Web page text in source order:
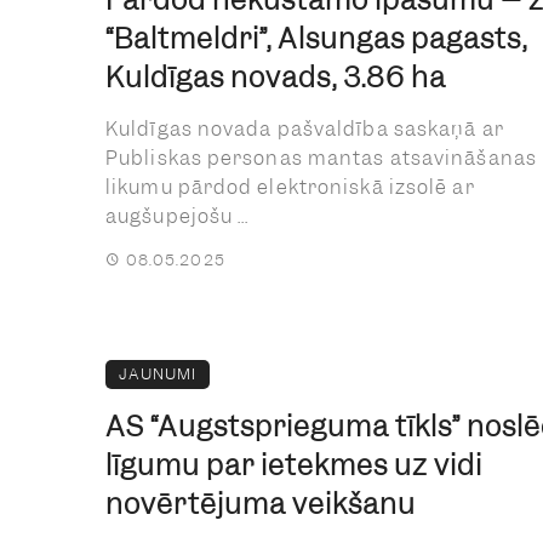
“Baltmeldri”, Alsungas pagasts,
Kuldīgas novads, 3.86 ha
Kuldīgas novada pašvaldība saskaņā ar
Publiskas personas mantas atsavināšanas
likumu pārdod elektroniskā izsolē ar
augšupejošu ...
08.05.2025
JAUNUMI
AS “Augstsprieguma tīkls”
līgumu par ietekmes uz vidi
novērtējuma veikšanu